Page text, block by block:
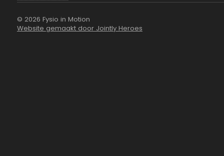
© 2026 Fysio in Motion
Website gemaakt door Jointly Heroes